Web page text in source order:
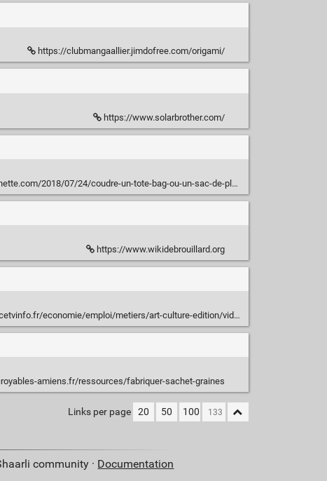
https://clubmangaallier.jimdofree.com/origami/
https://www.solarbrother.com/
2018/07/24/coudre-un-tote-bag-ou-un-sac-de-plage-niveau-debutant/
https://www.wikidebrouillard.org
emploi/metiers/art-culture-edition/video-faire-un-film-en-stop-motion-le-tuto-de-michel-gondry_3976167.html
amiens.fr/ressources/fabriquer-sachet-graines
Links per page 20 50 100
community · Documentation